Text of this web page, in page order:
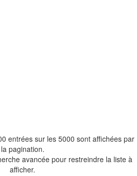
entrées sur les 5000 sont affichées par
la pagination.
avancée pour restreindre la liste à
afficher.